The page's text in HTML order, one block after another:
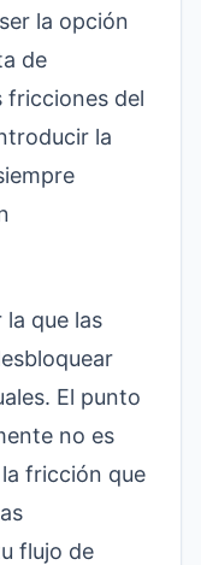
la opción
de
fricciones del
la
que las
El punto
no es
fricción que
flujo de